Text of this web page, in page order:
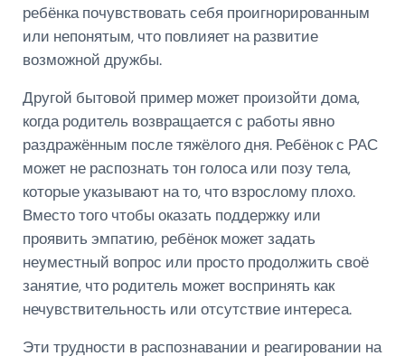
ребёнка почувствовать себя проигнорированным
или непонятым, что повлияет на развитие
возможной дружбы.
Другой бытовой пример может произойти дома,
когда родитель возвращается с работы явно
раздражённым после тяжёлого дня. Ребёнок с РАС
может не распознать тон голоса или позу тела,
которые указывают на то, что взрослому плохо.
Вместо того чтобы оказать поддержку или
проявить эмпатию, ребёнок может задать
неуместный вопрос или просто продолжить своё
занятие, что родитель может воспринять как
нечувствительность или отсутствие интереса.
Эти трудности в распознавании и реагировании на